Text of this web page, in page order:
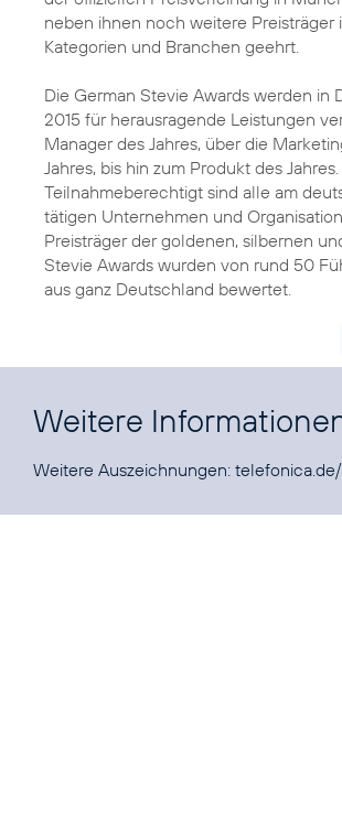
neben ihnen noch weitere Preisträger
Kategorien und Branchen geehrt.
Die German Stevie Awards werden in
2015 für herausragende Leistungen
Manager des Jahres, über die
Jahres, bis hin zum Produkt des Jahres.
Teilnahmeberechtigt sind alle am
tätigen Unternehmen und
Preisträger der goldenen, silbernen
Stevie Awards wurden von rund 50
aus ganz Deutschland bewertet.
Weitere
Weitere Auszeichnungen: